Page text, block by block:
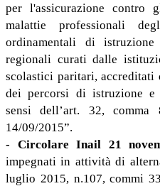
per l'assicurazione
malattie professionali
ordinamentali di
regionali curati dalle
scolastici paritari, accreditati
dei percorsi di istruzione e
sensi dell’art. 32,
14/09/2015”.
- Circolare Inail 21
impegnati in attività di
luglio 2015, n.107, commi